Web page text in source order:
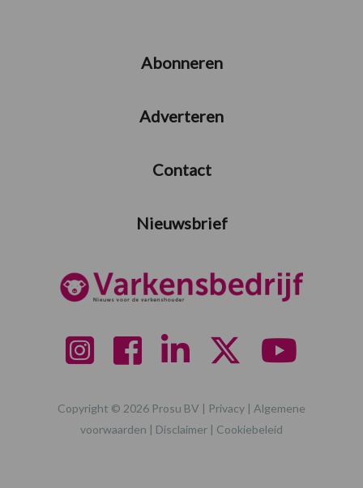
Abonneren
Adverteren
Contact
Nieuwsbrief
Copyright © 2026 Prosu BV | Privacy | Algemene
voorwaarden | Disclaimer | Cookiebeleid